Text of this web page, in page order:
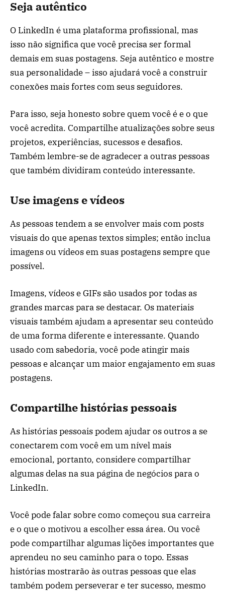
Seja autêntico
O LinkedIn é uma plataforma profissional, mas
isso não significa que você precisa ser formal
demais em suas postagens. Seja autêntico e mostre
sua personalidade – isso ajudará você a construir
conexões mais fortes com seus seguidores.
Para isso, seja honesto sobre quem você é e o que
você acredita. Compartilhe atualizações sobre seus
projetos, experiências, sucessos e desafios.
Também lembre-se de agradecer a outras pessoas
que também dividiram conteúdo interessante.
Use imagens e vídeos
As pessoas tendem a se envolver mais com posts
visuais do que apenas textos simples; então inclua
imagens ou vídeos em suas postagens sempre que
possível.
Imagens, vídeos e GIFs são usados ​​por todas as
grandes marcas para se destacar. Os materiais
visuais também ajudam a apresentar seu conteúdo
de uma forma diferente e interessante. Quando
usado com sabedoria, você pode atingir mais
pessoas e alcançar um maior engajamento em suas
postagens.
Compartilhe histórias pessoais
As histórias pessoais podem ajudar os outros a se
conectarem com você em um nível mais
emocional, portanto, considere compartilhar
algumas delas na sua página de negócios para o
LinkedIn.
Você pode falar sobre como começou sua carreira
e o que o motivou a escolher essa área. Ou você
pode compartilhar algumas lições importantes que
aprendeu no seu caminho para o topo. Essas
histórias mostrarão às outras pessoas que elas
também podem perseverar e ter sucesso, mesmo